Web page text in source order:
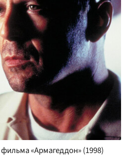
«Армагеддон» (1998)